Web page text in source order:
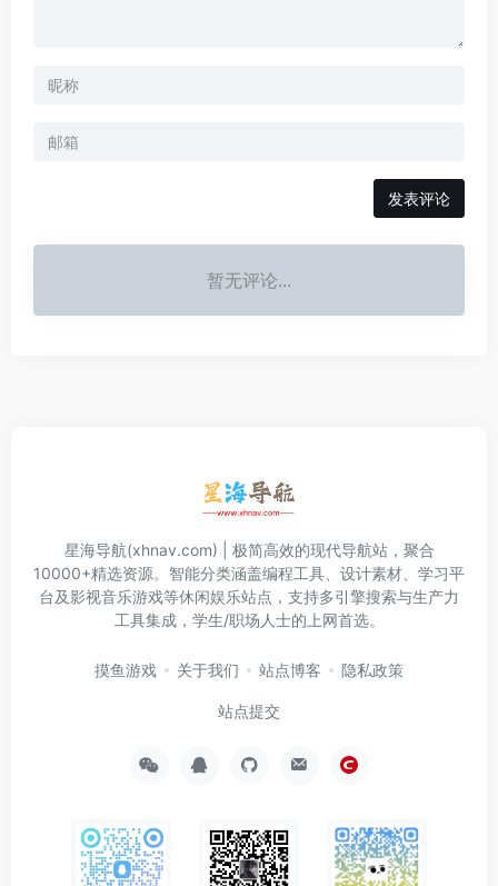
发表评论
暂无评论...
星海导航(xhnav.com) | 极简高效的现代导航站，聚合
10000+精选资源。智能分类涵盖编程工具、设计素材、学习平
台及影视音乐游戏等休闲娱乐站点，支持多引擎搜索与生产力
工具集成，学生/职场人士的上网首选。
摸鱼游戏 关于我们 站点博客 隐私政策
站点提交